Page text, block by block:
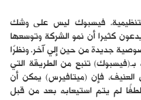
فيسبوك ليس على وشك
يدعون كثيرا أن نمو الشركة وتوسعها
جديدة من حين إلي آخر. ونظرًا
بـ(فيسبوك) تنبع من الطريقة التي
فإن (ميتافيرس) يمكن أن
لم يتم استيعابه بعد من قبل